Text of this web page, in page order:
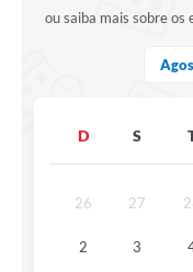
ou saiba mais sobre os
D S
26 27
2 3